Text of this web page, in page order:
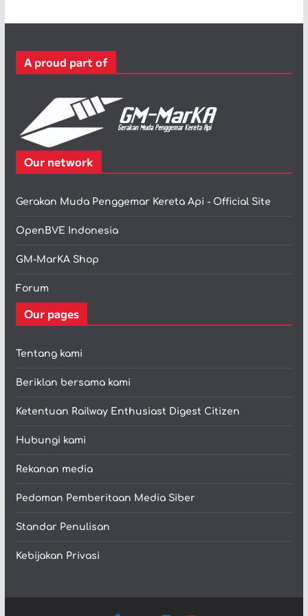
r
A proud part of
Our network
Gerakan Muda Penggemar Kereta Api - Official Site
OpenBVE Indonesia
GM-MarKA Shop
Forum
Our pages
Tentang kami
Beriklan bersama kami
Ketentuan Railway Enthusiast Digest Citizen
Hubungi kami
Rekanan media
Pedoman Pemberitaan Media Siber
Standar Penulisan
Kebijakan Privasi